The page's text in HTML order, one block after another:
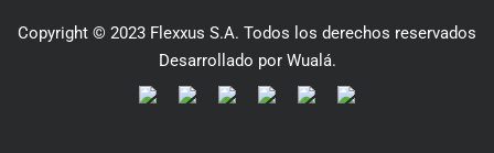
Copyright © 2023 Flexxus S.A. Todos los derechos reservados
Desarrollado por Wualá.